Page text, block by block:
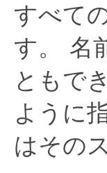
すべて
す。
名
ともで
ように
はその